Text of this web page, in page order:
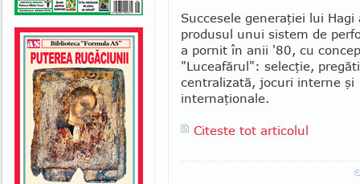
Succesele generaţiei lui Hagi
produsul unui sistem de
a pornit în anii '80, cu
"Luceafărul": selecţie,
centralizată, jocuri interne şi
internaţionale.
Citeste tot articolul